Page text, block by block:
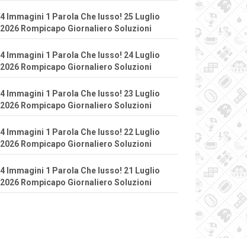
4 Immagini 1 Parola Che lusso! 25 Luglio
2026 Rompicapo Giornaliero Soluzioni
4 Immagini 1 Parola Che lusso! 24 Luglio
2026 Rompicapo Giornaliero Soluzioni
4 Immagini 1 Parola Che lusso! 23 Luglio
2026 Rompicapo Giornaliero Soluzioni
4 Immagini 1 Parola Che lusso! 22 Luglio
2026 Rompicapo Giornaliero Soluzioni
4 Immagini 1 Parola Che lusso! 21 Luglio
2026 Rompicapo Giornaliero Soluzioni